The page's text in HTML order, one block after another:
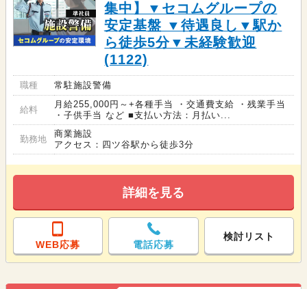
集中】▼セコムグループの
安定基盤 ▼待遇良し▼駅か
ら徒歩5分▼未経験歓迎
(1122)
職種 常駐施設警備
給料
月給255,000円～+各種手当 ・交通費支給 ・残業手当
・子供手当 など ■支払い方法：月払い...
勤務地
商業施設
アクセス：四ツ谷駅から徒歩3分
詳細を見る
WEB応募 電話応募
検討リスト